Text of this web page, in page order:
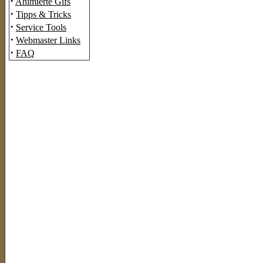
· Tipps & Tricks
· Service Tools
· Webmaster Links
· FAQ